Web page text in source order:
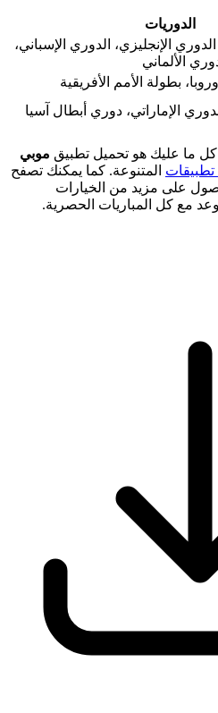
الدوريات
الإنجليزي، الدوري الإسباني،
الألماني
بطولة الأمم الأفريقية
الإماراتي، دوري أبطال آسيا
كل ما عليك هو تحميل تطبيق موبي
المتنوعة. كما يمكنك تصفح
على مزيد من الخيارات
مع كل المباريات الحصرية.